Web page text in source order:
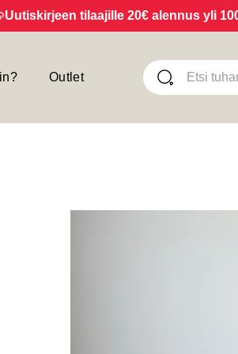
tilaajille 20€ alennus yli 100€
Outlet